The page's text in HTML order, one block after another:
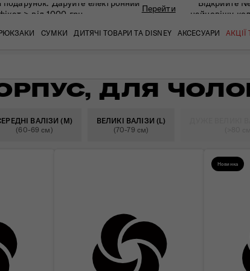
подарунок. Даруйте eлектронний
> від 1000 грн
Перейти
Відкрийте
найновішу
СУМКИ ДИТЯЧІ ТОВАРИ ТА DISNEY АКСЕСУАРИ
ДЛЯ
ВАЛІЗИ (M)
(60-69 см)
ВЕЛИКІ ВАЛІЗИ (L)
(70-79 см)
Новинка